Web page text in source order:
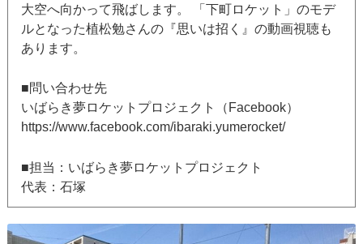
大空へ向かって飛ばします。 「下町ロケット」のモデ
ルとなった植松勉さんの『思いは招く』の動画視聴も
あります。
■問い合わせ先
いばらき夢ロケットプロジェクト（Facebook）
https://www.facebook.com/ibaraki.yumerocket/
■担当：いばらき夢ロケットプロジェクト
代表：石塚